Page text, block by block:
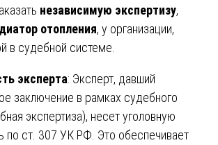
независимую экспертизу,
отопления, у организации,
в судебной системе.
эксперта: Эксперт, давший
заключение в рамках судебного
экспертиза), несет уголовную
по ст. 307 УК РФ. Это обеспечивает